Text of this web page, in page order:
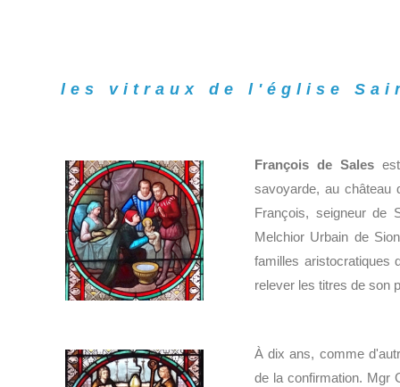
les vitraux de l'église
François de Sales
savoyarde, au château
François, seigneur de
Melchior Urbain de
familles
relever les titres de son
À dix ans, comme
de la confirmation. Mgr